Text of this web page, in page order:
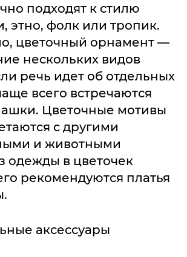
подходят к стилю
этно, фолк или тропик.
цветочный орнамент —
нескольких видов
речь идет об отдельных
всего встречаются
Цветочные мотивы
с другими
и животными
одежды в цветочек
рекомендуются платья
аксессуары